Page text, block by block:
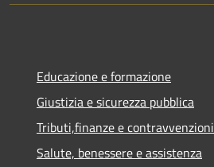
Educazione e formazione
Giustizia e sicurezza pubblica
Tributi,finanze e contravvenzioni
Salute, benessere e assistenza